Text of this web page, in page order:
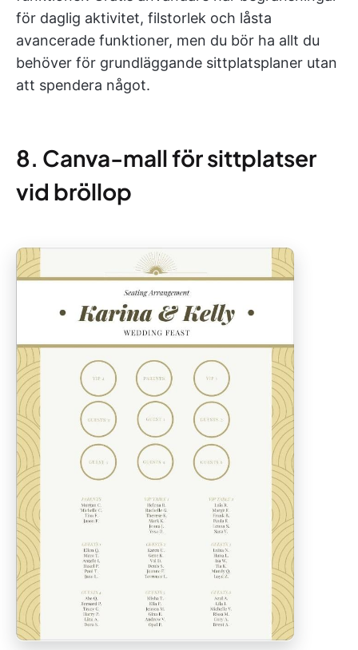
för daglig aktivitet, filstorlek och låsta
avancerade funktioner, men du bör ha allt du
behöver för grundläggande sittplatsplaner utan
att spendera något.
8. Canva-mall för sittplatser
vid bröllop